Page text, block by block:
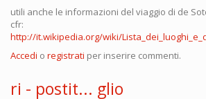
utili anche le informazioni del viaggio di de
cfr:
http://it.wikipedia.org/wiki/
Accedi o registrati per inserire commenti.
ri - postit... glio